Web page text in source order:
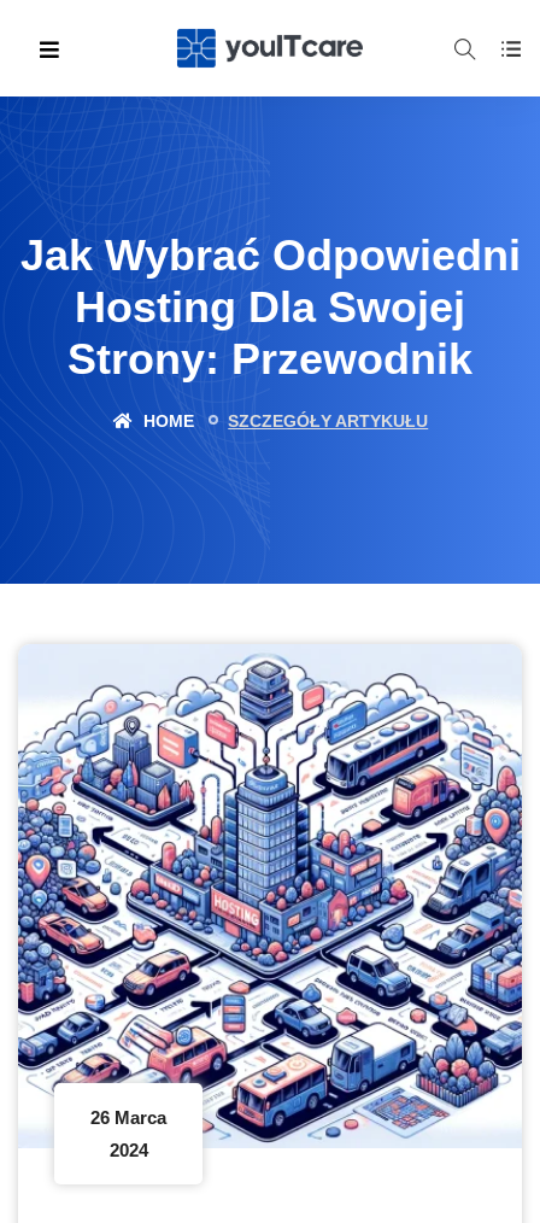
Jak Wybrać Odpowiedni
Hosting Dla Swojej
Strony: Przewodnik
HOME SZCZEGÓŁY ARTYKUŁU
26 Marca
2024